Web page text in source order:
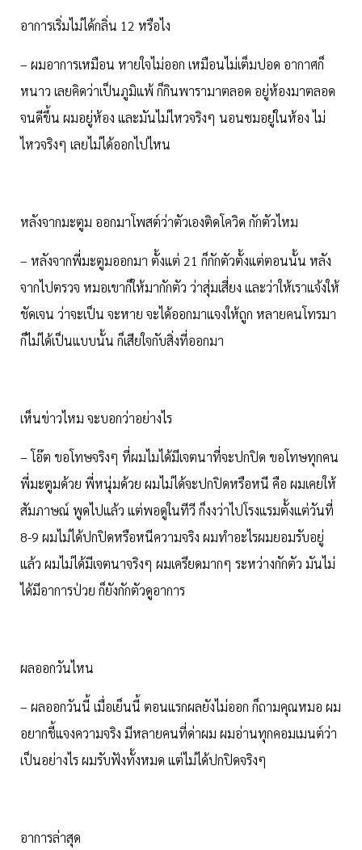
อาการเริ่มไม่ได้กลิ่น 12 หรือไง
– ผมอาการเหมือน หายใจไม่ออก เหมือนไม่เต็มปอด อากาศก็
หนาว เลยคิดว่าเป็นภูมิแพ้ ก็กินพารามาตลอด อยู่ห้องมาตลอด
จนดีขึ้น ผมอยู่ห้อง และมันไม่ไหวจริงๆ นอนซมอยู่ในห้อง ไม่
ไหวจริงๆ เลยไม่ได้ออกไปไหน
หลังจากมะตูม ออกมาโพสต์ว่าตัวเองติดโควิด กักตัวไหม
– หลังจากพี่มะตูมออกมา ตั้งแต่ 21 ก็กักตัวตั้งแต่ตอนนั้น หลัง
จากไปตรวจ หมอเขาก็ให้มากักตัว ว่าสุ่มเสี่ยง และว่าให้เราแจ้งให้
ชัดเจน ว่าจะเป็น จะหาย จะได้ออกมาแจงให้ถูก หลายคนโทรมา
ก็ไม่ได้เป็นแบบนั้น ก็เสียใจกับสิ่งที่ออกมา
เห็นข่าวไหม จะบอกว่าอย่างไร
– โอ๊ต ขอโทษจริงๆ ที่ผมไมได้มีเจตนาที่จะปกปิด ขอโทษทุกคน
พี่มะตูมด้วย พี่หนุ่มด้วย ผมไม่ได้จะปกปิดหรือหนี คือ ผมเคยให้
สัมภาษณ์ พูดไปแล้ว แต่พอดูในทีวี ก็งงว่าไปโรงแรมตั้งแต่วันที่
8-9 ผมไม่ได้ปกปิดหรือหนีความจริง ผมทำอะไรผมยอมรับอยู่
แล้ว ผมไม่ได้มีเจตนาจริงๆ ผมเครียดมากๆ ระหว่างกักตัว มันไม่
ได้มีอาการป่วย ก็ยังกักตัวดูอาการ
ผลออกวันไหน
– ผลออกวันนี้ เมื่อเย็นนี้ ตอนแรกผลยังไม่ออก ก็ถามคุณหมอ ผม
อยากชี้แจงความจริง มีหลายคนที่ด่าผม ผมอ่านทุกคอมเมนต์ว่า
เป็นอย่างไร ผมรับฟังทั้งหมด แต่ไม่ได้ปกปิดจริงๆ
อาการล่าสุด